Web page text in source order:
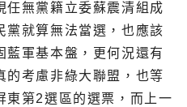
任無黨籍立委蘇震清組成
黨就算無法當選，也應該
藍軍基本盤，更何況還有
的考慮非綠大聯盟，也等
東第2選區的選票，而上一